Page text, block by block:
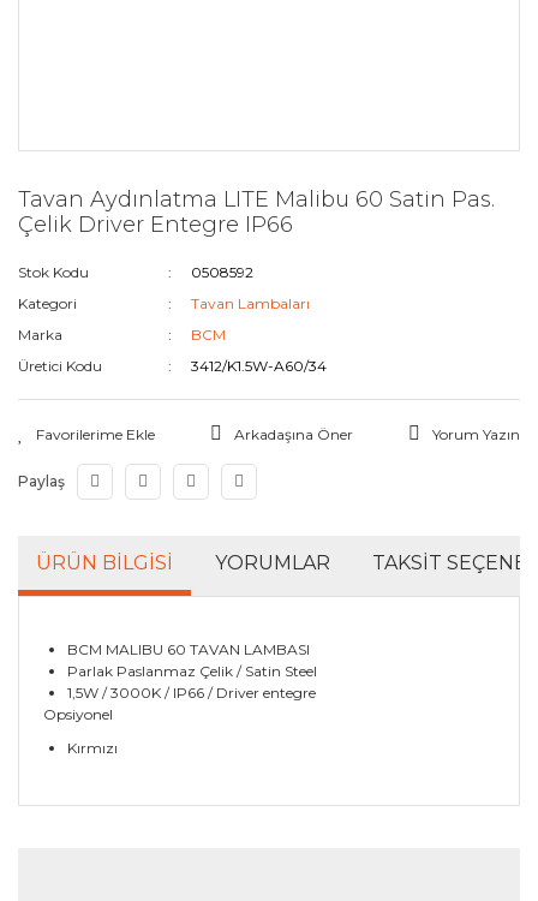
Tavan Aydınlatma LITE Malibu 60 Satin Pas.
Çelik Driver Entegre IP66
Stok Kodu
0508592
Kategori
Tavan Lambaları
Marka
BCM
Üretici Kodu
3412/K1.5W-A60/34
Arkadaşına Öner Yorum Yazın
Paylaş
ÜRÜN BILGISI YORUMLAR TAKSIT
BCM MALIBU 60 TAVAN LAMBASI
Parlak Paslanmaz Çelik / Satin Steel
1,5W / 3000K / IP66 / Driver entegre
Opsiyonel
Kırmızı
Bu ürünün fiyat bilgisi, resim, ürün açıklamalarında ve